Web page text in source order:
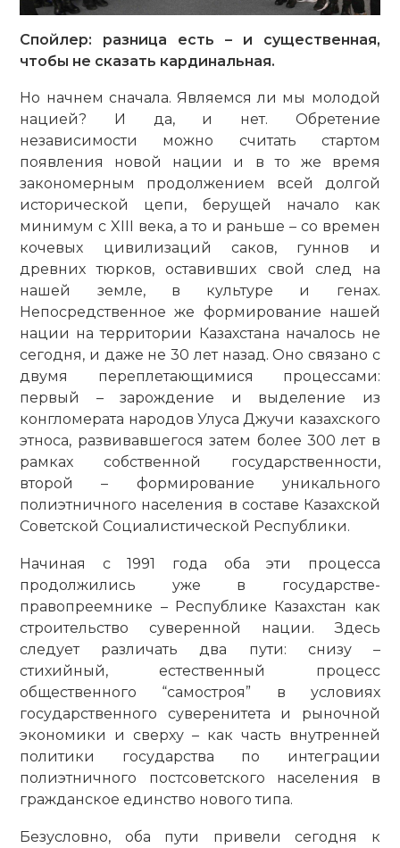
Спойлер: разница есть – и существенная,
чтобы не сказать кардинальная.
Но начнем сначала. Являемся ли мы молодой
нацией? И да, и нет. Обретение
независимости можно считать стартом
появления новой нации и в то же время
закономерным продолжением всей долгой
исторической цепи, берущей начало как
минимум с XIII века, а то и раньше – со времен
кочевых цивилизаций саков, гуннов и
древних тюрков, оставивших свой след на
нашей земле, в культуре и генах.
Непосредственное же формирование нашей
нации на территории Казахстана началось не
сегодня, и даже не 30 лет назад. Оно связано с
двумя переплетающимися процессами:
первый – зарождение и выделение из
конгломерата народов Улуса Джучи казахского
этноса, развивавшегося затем более 300 лет в
рамках собственной государственности,
второй – формирование уникального
полиэтничного населения в составе Казахской
Советской Социалистической Республики.
Начиная с 1991 года оба эти процесса
продолжились уже в государстве-
правопреемнике – Республике Казахстан как
строительство суверенной нации. Здесь
следует различать два пути: снизу –
стихийный, естественный процесс
общественного “самостроя” в условиях
государственного суверенитета и рыночной
экономики и сверху – как часть внутренней
политики государства по интеграции
полиэтничного постсоветского населения в
гражданское единство нового типа.
Безусловно, оба пути привели сегодня к